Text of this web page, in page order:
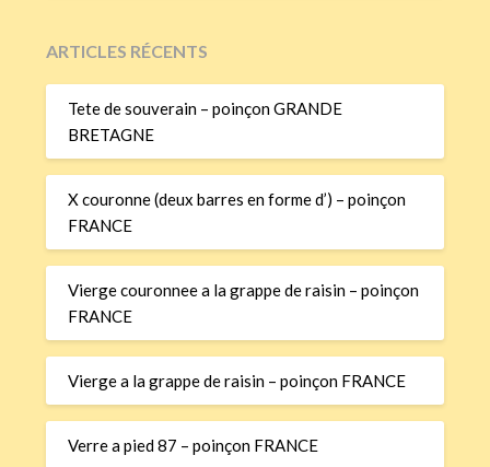
ARTICLES RÉCENTS
Tete de souverain – poinçon GRANDE
BRETAGNE
X couronne (deux barres en forme d’) – poinçon
FRANCE
Vierge couronnee a la grappe de raisin – poinçon
FRANCE
Vierge a la grappe de raisin – poinçon FRANCE
Verre a pied 87 – poinçon FRANCE